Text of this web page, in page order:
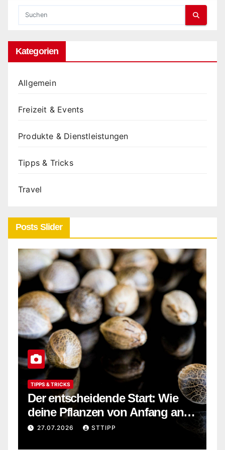
Kategorien
Allgemein
Freizeit & Events
Produkte & Dienstleistungen
Tipps & Tricks
Travel
Posts Slider
TIPPS & TRICKS
Der entscheidende Start: Wie
deine Pflanzen von Anfang an
stark wachsen
27.07.2026 STTIPP